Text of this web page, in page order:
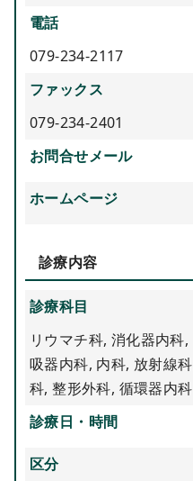
電話
079-234-2117
ファックス
079-234-2401
お問合せメール
ホームページ
診療内容
診療科目
リウマチ科, 消化器内科,
吸器内科, 内科, 放射線科
科,整形外科, 循環器内科
診療日・時間
区分